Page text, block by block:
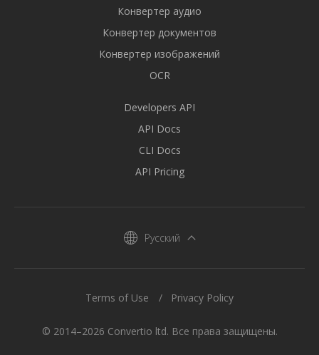
Конвертер аудио
Конвертер документов
Конвертер изображений
OCR
Developers API
API Docs
CLI Docs
API Pricing
Русский
© 2014–2026 Convertio ltd. Все права защищены.
Terms of Use Privacy Policy